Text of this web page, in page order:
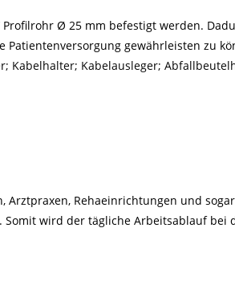
Ø 25 mm befestigt werden.
gewährleisten zu
Kabelhalter; Kabelausleger;
Rehaeinrichtungen und
wird der tägliche Arbeitsablauf bei